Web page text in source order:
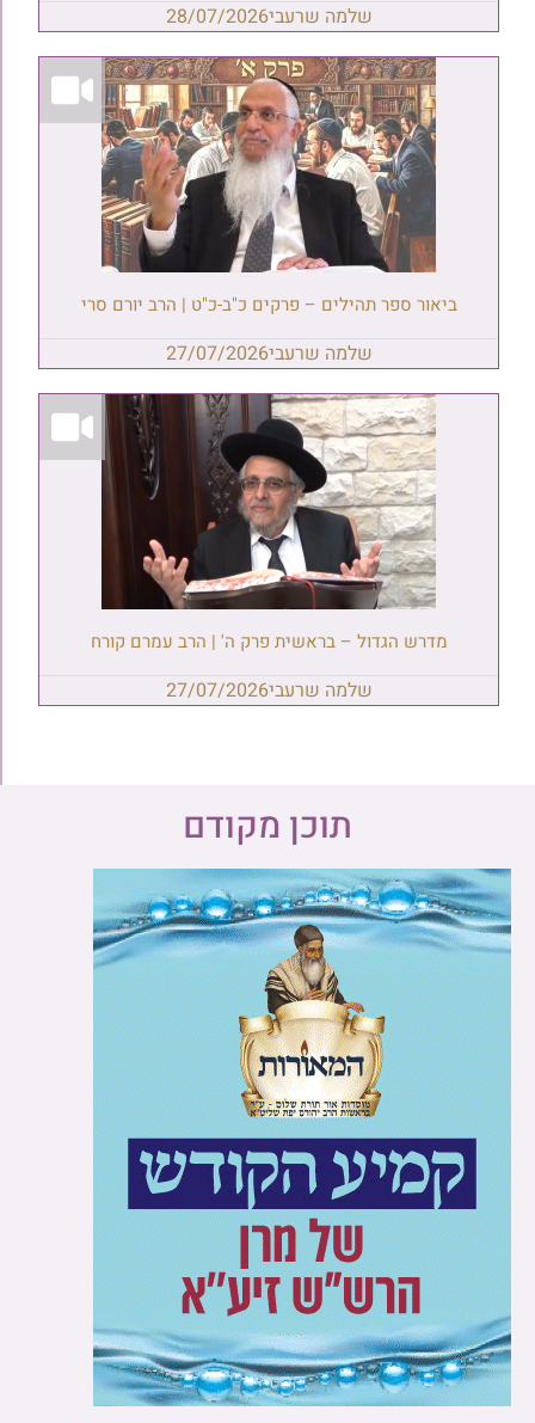
שלמה שרעבי28/07/2026
ביאור ספר תהילים – פרקים כ"ב-כ"ט | הרב יורם סרי
שלמה שרעבי27/07/2026
מדרש הגדול – בראשית פרק ה' | הרב עמרם קורח
שלמה שרעבי27/07/2026
תוכן מקודם